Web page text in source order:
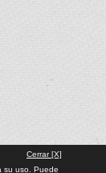
Cerrar [X]
su uso. Puede